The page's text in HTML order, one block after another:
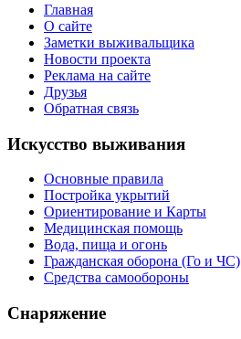
Главная
О сайте
Заметки выживальщика
Новости проекта
Реклама на сайте
Друзья
Обратная связь
Искусcтво выживания
Основные правила
Постройка укрытий
Ориентирование и Карты
Медицинская помощь
Вода, пища и огонь
Гражданская оборона (Го и ЧС)
Средства самообороны
Снаряжение